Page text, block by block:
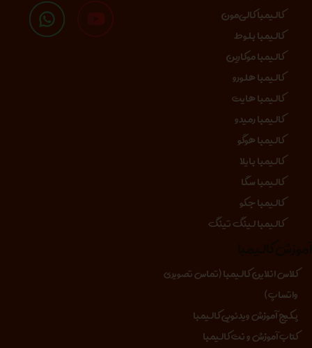
کالیمبا کالی‌مون
کالیمبا بلوط
کالیمبا موکارین
کالیمبا هلورو
کالیمبا هایت
کالیمبا رمیدو
کالیمبا هوگو
کالیمبا بایلا
کالیمبا سگا
کالیمبا جکو
کالیمبا لینگ تینگ
کلاس انلاین کالیمبا (تماس تصویری
واتساپ)
پکیج آموزش ویدئویی کالیمبا
کتاب آموزش و نت کالیمبا